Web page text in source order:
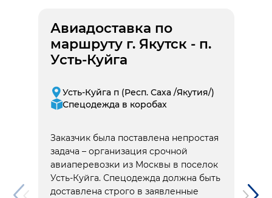
Авиадоставка по
маршруту г. Якутск - п.
Усть-Куйга
Усть-Куйга п (Респ. Саха /Якутия/)
Спецодежда в коробах
Заказчик была поставлена непростая
задача – организация срочной
авиаперевозки из Москвы в поселок
Усть-Куйга. Спецодежда должна быть
доставлена строго в заявленные